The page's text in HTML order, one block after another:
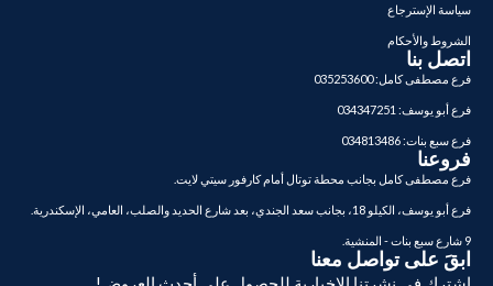
سياسة الإسترجاع
الشروط والأحكام
اتصل بنا
فرع مصطفى كامل: 035253600
فرع أبو يوسف: 034347251
فرع سبع بنات: 034813486
فروعنا
فرع مصطفى كامل بجانب محطة توتال أمام كارفور سيتي لايت.
فرع أبو يوسف، الكيلو 18، بجانب سعد الجندي، بعد شارع الحديد والصلب، العامي، الإسكندرية.
9 شارع سبع بنات - المنشية.
ابقَ على تواصل معنا